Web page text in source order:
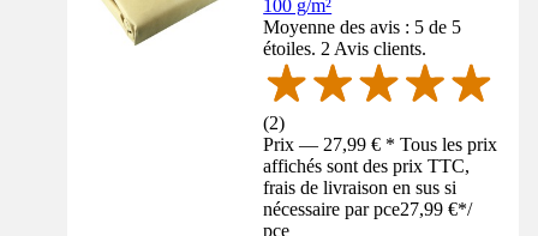
100 g/m²
Moyenne des avis : 5 de 5
étoiles. 2 Avis clients.
(2)
Prix — 27,99 € * Tous les prix
affichés sont des prix TTC,
frais de livraison en sus si
nécessaire par pce27,99 €*/
pce